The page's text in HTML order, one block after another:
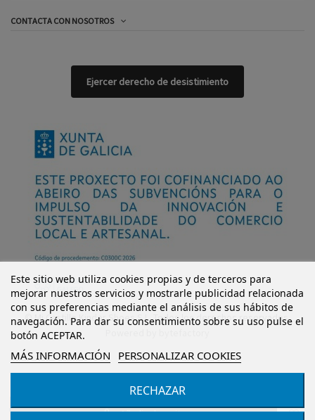
Añadir al carrito
CONTACTA CON NOSOTROS
Este sitio web utiliza cookies propias y de terceros para
mejorar nuestros servicios y mostrarle publicidad relacionada
con sus preferencias mediante el análisis de sus hábitos de
navegación. Para dar su consentimiento sobre su uso pulse el
botón ACEPTAR.
MÁS INFORMACIÓN PERSONALIZAR COOKIES
RECHAZAR
Ejercer derecho de desistimiento
© Mi Castillo Kinder Shoes S.L. Todos los derechos reservados.